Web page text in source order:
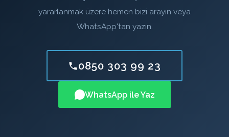
yararlanmak üzere hemen bizi arayın veya
WhatsApp'tan yazın.
0850 303 99 23
WhatsApp ile Yaz